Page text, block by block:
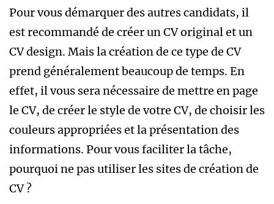
Pour vous démarquer des autres candidats, il
est recommandé de créer un CV original et un
CV design. Mais la création de ce type de CV
prend généralement beaucoup de temps. En
effet, il vous sera nécessaire de mettre en page
le CV, de créer le style de votre CV, de choisir les
couleurs appropriées et la présentation des
informations. Pour vous faciliter la tâche,
pourquoi ne pas utiliser les sites de création de
CV ?